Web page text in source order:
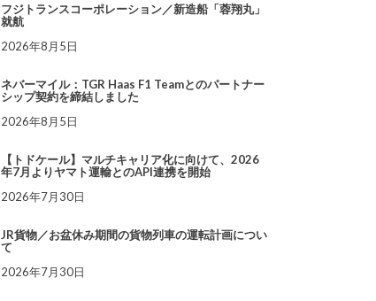
フジトランスコーポレーション／新造船「蓉翔丸」
就航
2026年8月5日
ネバーマイル：TGR Haas F1 Teamとのパートナー
シップ契約を締結しました
2026年8月5日
【トドケール】マルチキャリア化に向けて、2026
年7月よりヤマト運輸とのAPI連携を開始
2026年7月30日
JR貨物／お盆休み期間の貨物列車の運転計画につい
て
2026年7月30日